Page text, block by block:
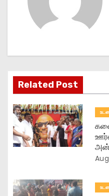
a
t
i
n
Related Post